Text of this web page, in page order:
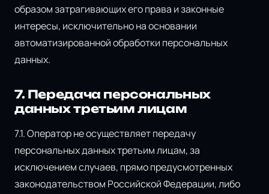
образом затрагивающих его права и законные
интересы, исключительно на основании
автоматизированной обработки персональных
данных.
7. Передача персональных
данных третьим лицам
7.1. Оператор не осуществляет передачу
персональных данных третьим лицам, за
исключением случаев, прямо предусмотренных
законодательством Российской Федерации, либо